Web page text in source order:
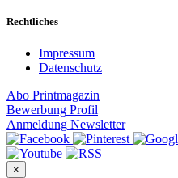
Rechtliches
Impressum
Datenschutz
Abo Printmagazin
Bewerbung Profil
Anmeldung Newsletter
×